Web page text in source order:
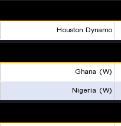
Houston Dynamo
Ghana (W)
Nigeria (W)